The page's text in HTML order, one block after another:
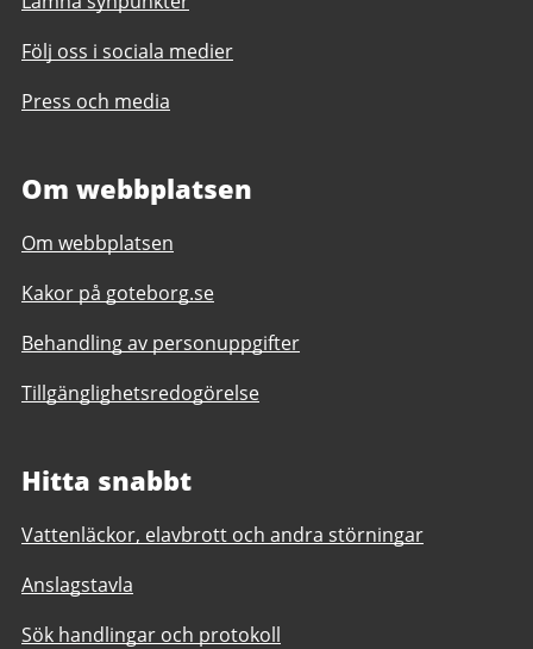
Följ oss i sociala medier
Press och media
Om webbplatsen
Om webbplatsen
Kakor på goteborg.se
Behandling av personuppgifter
Tillgänglighetsredogörelse
Hitta snabbt
Vattenläckor, elavbrott och andra störningar
Anslagstavla
Sök handlingar och protokoll